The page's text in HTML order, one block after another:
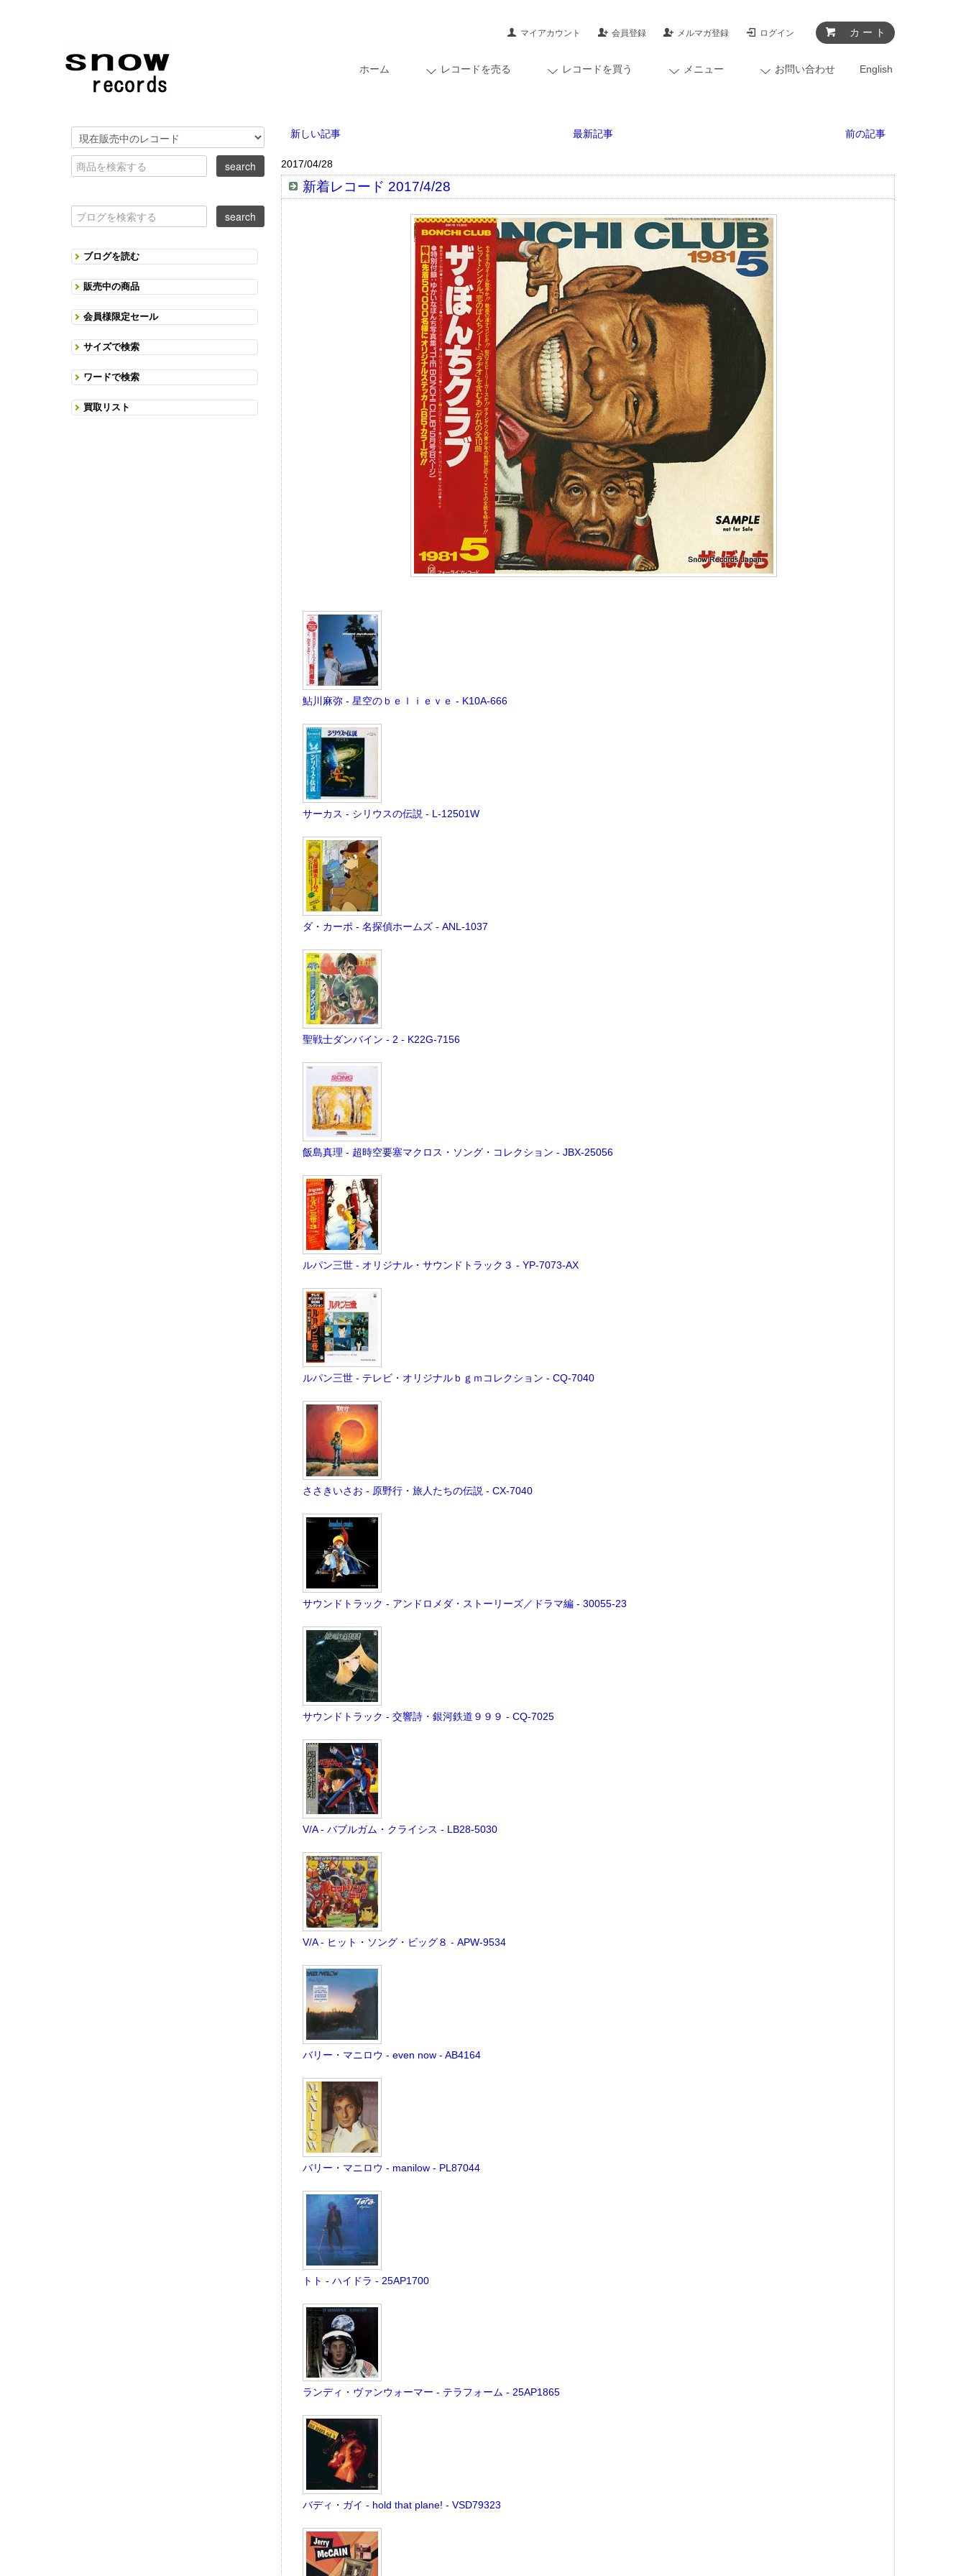
カ ー ト
マイアカウント 会員登録 メルマガ登録 ログイン
ホーム レコードを売る レコードを買う メニュー お問い合わせ English
新しい記事 最新記事 前の記事
2017/04/28
新着レコード 2017/4/28
鮎川麻弥 - 星空のｂｅｌｉｅｖｅ - K10A-666
サーカス - シリウスの伝説 - L-12501W
ダ・カーポ - 名探偵ホームズ - ANL-1037
聖戦士ダンバイン - 2 - K22G-7156
飯島真理 - 超時空要塞マクロス・ソング・コレクション - JBX-25056
ルパン三世 - オリジナル・サウンドトラック３ - YP-7073-AX
ルパン三世 - テレビ・オリジナルｂｇｍコレクション - CQ-7040
ささきいさお - 原野行・旅人たちの伝説 - CX-7040
サウンドトラック - アンドロメダ・ストーリーズ／ドラマ編 - 30055-23
サウンドトラック - 交響詩・銀河鉄道９９９ - CQ-7025
V/A - バブルガム・クライシス - LB28-5030
V/A - ヒット・ソング・ビッグ８ - APW-9534
バリー・マニロウ - even now - AB4164
バリー・マニロウ - manilow - PL87044
トト - ハイドラ - 25AP1700
ランディ・ヴァンウォーマー - テラフォーム - 25AP1865
バディ・ガイ - hold that plane! - VSD79323
ブログを読む
販売中の商品
会員様限定セール
サイズで検索
ワードで検索
買取リスト